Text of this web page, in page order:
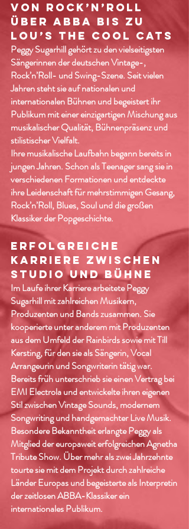
VON ROCK’N’ROLL
ÜBER ABBA BIS ZU
LOU’S THE COOL CATS
Peggy Sugarhill gehört zu den vielseitigsten
Sängerinnen der deutschen Vintage-,
Rock’n’Roll- und Swing-Szene. Seit vielen
Jahren steht sie auf nationalen und
internationalen Bühnen und begeistert ihr
Publikum mit einer einzigartigen Mischung aus
musikalischer Qualität, Bühnenpräsenz und
stilistischer Vielfalt.
Ihre musikalische Laufbahn begann bereits in
jungen Jahren. Schon als Teenager sang sie in
verschiedenen Formationen und entdeckte
ihre Leidenschaft für mehrstimmigen Gesang,
Rock’n’Roll, Blues, Soul und die großen
Klassiker der Popgeschichte.
ERFOLGREICHE
KARRIERE ZWISCHEN
STUDIO UND BÜHNE
Im Laufe ihrer Karriere arbeitete Peggy
Sugarhill mit zahlreichen Musikern,
Produzenten und Bands zusammen. Sie
kooperierte unter anderem mit Produzenten
aus dem Umfeld der Rainbirds sowie mit Till
Kersting, für den sie als Sängerin, Vocal
Arrangeurin und Songwriterin tätig war.
Bereits früh unterschrieb sie einen Vertrag bei
EMI Electrola und entwickelte ihren eigenen
Stil zwischen Vintage Sounds, modernem
Songwriting und handgemachter Live Musik.
Besondere Bekanntheit erlangte Peggy als
Mitglied der europaweit erfolgreichen Agnetha
Tribute Show. Über mehr als zwei Jahrzehnte
tourte sie mit dem Projekt durch zahlreiche
Länder Europas und begeisterte als Interpretin
der zeitlosen ABBA-Klassiker ein
internationales Publikum.